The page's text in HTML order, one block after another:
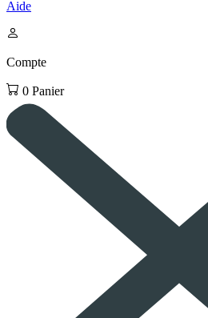
Aide
Compte
0 Panier